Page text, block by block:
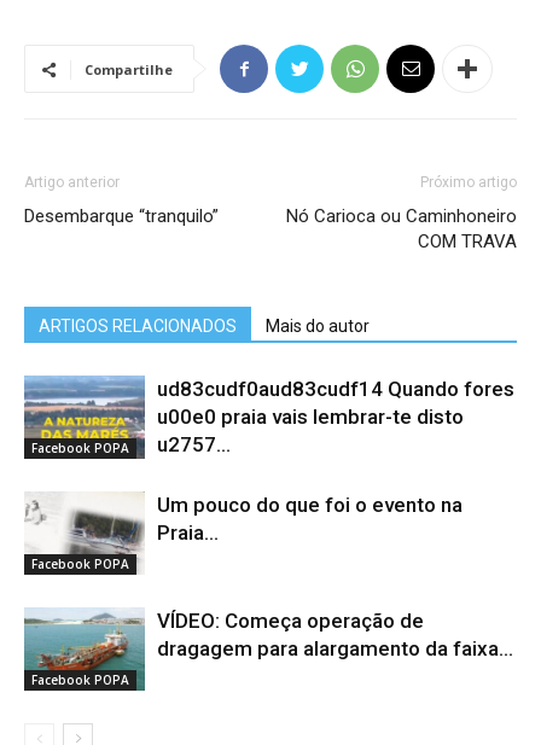
Compartilhe
Artigo anterior
Desembarque “tranquilo”
Próximo artigo
Nó Carioca ou Caminhoneiro
COM TRAVA
ARTIGOS RELACIONADOS Mais do autor
Facebook POPA
ud83cudf0aud83cudf14 Quando fores
u00e0 praia vais lembrar-te disto
u2757…
Facebook POPA
Um pouco do que foi o evento na
Praia...
Facebook POPA
VÍDEO: Começa operação de
dragagem para alargamento da faixa...